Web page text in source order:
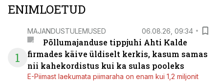
ENIMLOETUD
1
MAJANDUSTULEMUSED 06.08.26, 09:34
Põllumajanduse tippjuhi Ahti Kalde
firmades käive üldiselt kerkis, kasum samas
nii kahekordistus kui ka sulas pooleks
E-Piimast laekumata piimaraha on enam kui 1,2 miljonit